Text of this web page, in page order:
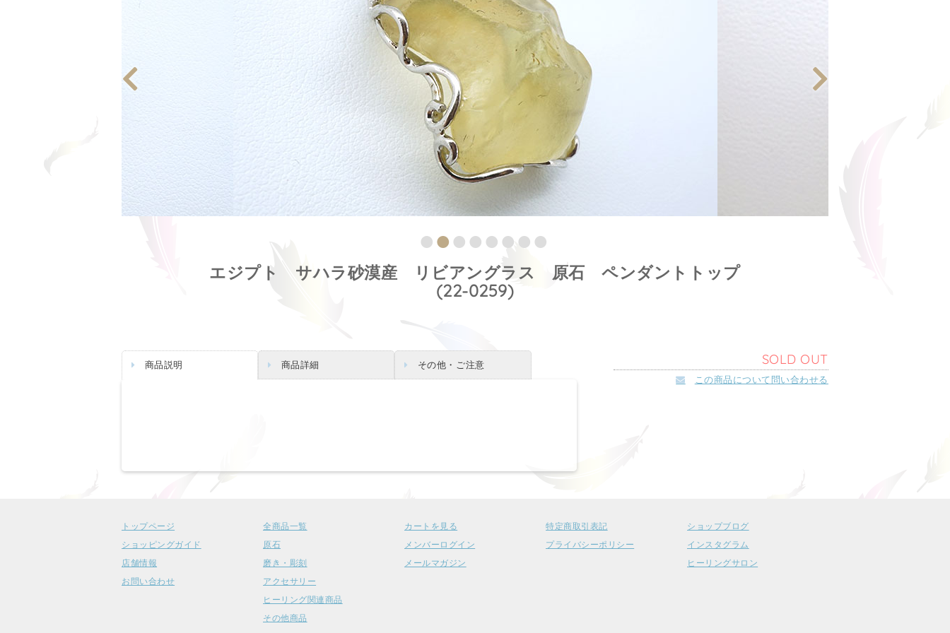
エジプト サハラ砂漠産 リビアングラス 原石 ペンダントトップ
(22-0259)
SOLD OUT
この商品について問い合わせる
商品説明 商品詳細 その他・ご注意
トップページ
ショッピングガイド
店舗情報
お問い合わせ
全商品一覧
原石
磨き・彫刻
アクセサリー
ヒーリング関連商品
その他商品
カートを見る
メンバーログイン
メールマガジン
特定商取引表記
プライバシーポリシー
ショップブログ
インスタグラム
ヒーリングサロン